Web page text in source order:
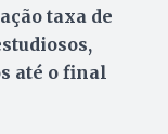
taxa de
até o final